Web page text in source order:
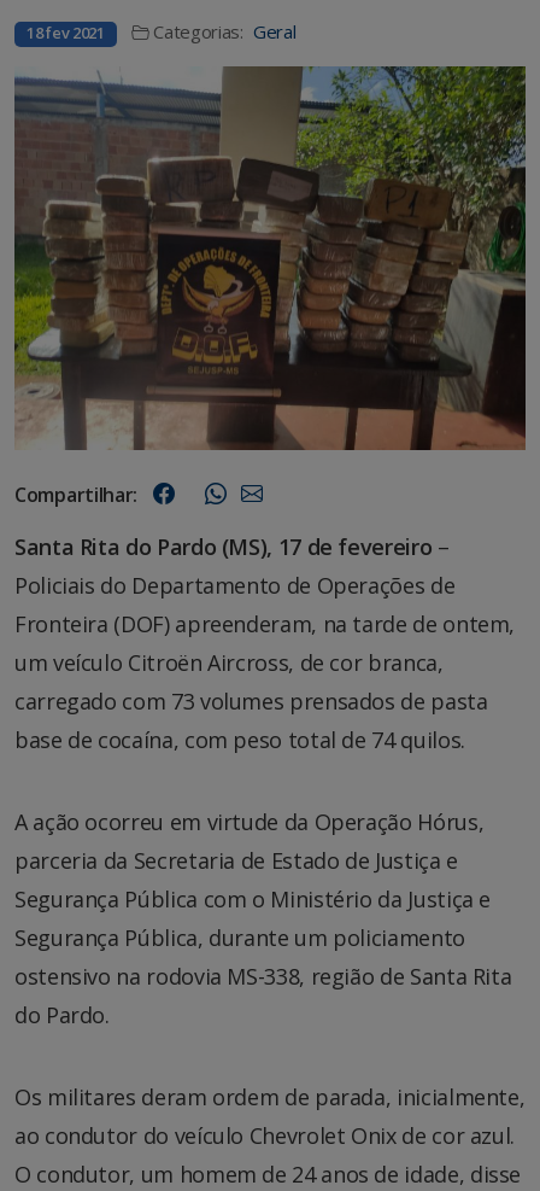
18 fev 2021 Categorias: Geral
Compartilhar:
Santa Rita do Pardo (MS), 17 de fevereiro –
Policiais do Departamento de Operações de
Fronteira (DOF) apreenderam, na tarde de ontem,
um veículo Citroën Aircross, de cor branca,
carregado com 73 volumes prensados de pasta
base de cocaína, com peso total de 74 quilos.
A ação ocorreu em virtude da Operação Hórus,
parceria da Secretaria de Estado de Justiça e
Segurança Pública com o Ministério da Justiça e
Segurança Pública, durante um policiamento
ostensivo na rodovia MS-338, região de Santa Rita
do Pardo.
Os militares deram ordem de parada, inicialmente,
ao condutor do veículo Chevrolet Onix de cor azul.
O condutor, um homem de 24 anos de idade, disse